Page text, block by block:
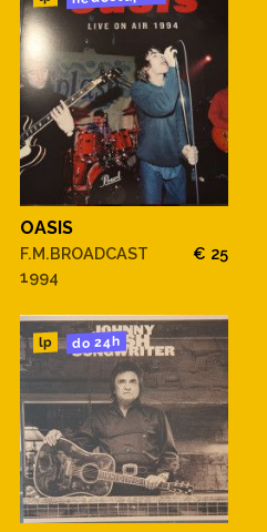
OASIS
F.M.BROADCAST
1994
€ 25
lp do 24h